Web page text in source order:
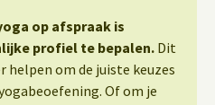
op afspraak is
profiel te bepalen. Dit
helpen om de juiste keuzes
Of om je